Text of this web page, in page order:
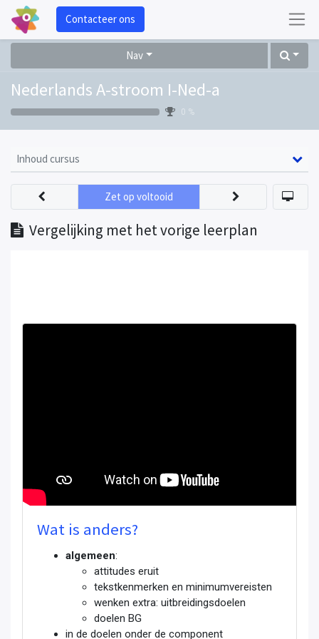
Contacteer ons
Nav
Nederlands A-stroom I-Ned-a
0 %
Inhoud cursus
Vergelijking met het vorige leerplan
Zet op voltooid
Wat is anders?
algemeen:
attitudes eruit
tekstkenmerken en minimumvereisten
wenken extra: uitbreidingsdoelen
doelen BG
in de doelen onder de component